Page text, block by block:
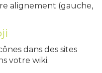
alignement (gauche,
dans des sites
votre wiki.